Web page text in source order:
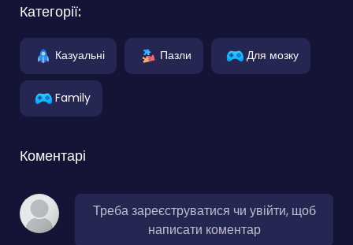
Категорії:
Казуальні Пазли Для мозку
Family
Коментарі
Треба зареєструватися чи увійти, щоб
написати коментар